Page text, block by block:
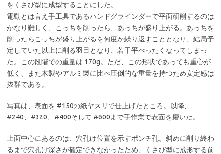
をくさび型に成型することにした。
電動とは言え手工具であるハンドグラインダーで平面研削するのは
かなり難しく、こっちを削ったら、あっちが盛り上がる。あっちを
削ったらこっちが盛り上がるを何度か繰り返すこととなり、結局予
定していた以上に削る羽目となり、若干平べったくなってしまっ
た。この段階での重量は 170g。ただ、この形状であっても重心が
低く、また木製やアルミ製に比べ圧倒的な重量を持つため安定感は
抜群である。
写真は、表面を #150の紙ヤスリで仕上げたところ。以降、
#240、#320、#400そして #600まで手作業で表面を磨いた。
上面中心にあるのは、穴孔け位置を示すポンチ孔。斜めに削り終わ
るまで穴孔け深さが確定できなかったため、くさび型に成形する前